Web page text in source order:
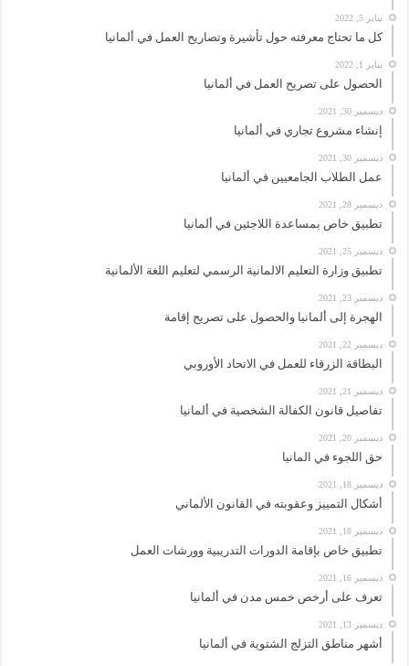
يناير 5, 2022
كل ما تحتاج معرفته حول تأشيرة وتصاريح العمل في ألمانيا
يناير 1, 2022
الحصول على تصريح العمل في ألمانيا
ديسمبر 30, 2021
إنشاء مشروع تجاري في ألمانيا
ديسمبر 30, 2021
عمل الطلاب الجامعيين في ألمانيا
ديسمبر 28, 2021
تطبيق خاص بمساعدة اللاجئين في ألمانيا
ديسمبر 25, 2021
تطبيق وزارة التعليم الالمانية الرسمي لتعليم اللغة الألمانية
ديسمبر 23, 2021
الهجرة إلى ألمانيا والحصول على تصريح إقامة
ديسمبر 22, 2021
البطاقة الزرقاء للعمل في الاتحاد الأوروبي
ديسمبر 21, 2021
تفاصيل قانون الكفالة الشخصية في ألمانيا
ديسمبر 20, 2021
حق اللجوء في المانيا
ديسمبر 18, 2021
أشكال التمييز وعقوبته في القانون الألماني
ديسمبر 18, 2021
تطبيق خاص بإقامة الدورات التدريبية وورشات العمل
ديسمبر 16, 2021
تعرف على أرخص خمس مدن في ألمانيا
ديسمبر 13, 2021
أشهر مناطق التزلج الشتوية في ألمانيا